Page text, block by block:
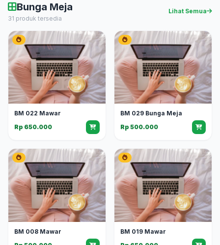
Bunga Meja
31 produk tersedia
Lihat Semua
BM 022 Mawar
Rp 650.000
BM 029 Bunga Meja
Rp 500.000
BM 008 Mawar
BM 019 Mawar